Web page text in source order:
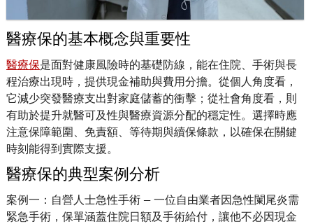
醫療保的基本概念與重要性
醫療保是面對健康風險時的基礎防線，能在住院、手術與長
程治療出現時，提供現金補助與費用分擔。從個人角度看，
它減少突發醫療支出對家庭儲蓄的衝擊；從社會角度看，則
有助於提升就醫可及性與醫療資源分配的穩定性。選擇時應
注意保障範圍、免責額、等待期與續保條款，以確保在關鍵
時刻能得到實際支援。
醫療保的典型案例分析
案例一：自營人士急性手術 — 一位自由業者因急性闌尾炎需
緊急手術，保單涵蓋住院日額及手術給付，讓他不必因現金